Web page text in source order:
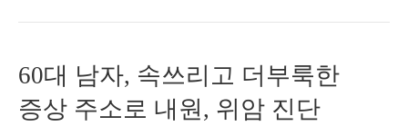
60대 남자, 속쓰리고 더부룩한
증상 주소로 내원, 위암 진단